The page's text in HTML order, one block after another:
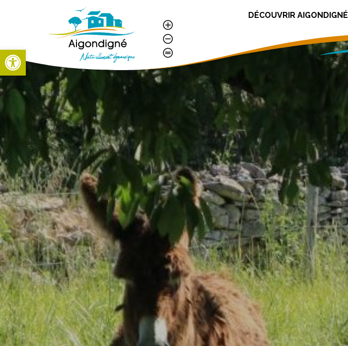
Aigondigné
Réinitialiser la taille du texte
DÉCOUVRIR AIGONDIGNÉ
Ouvrir la barre d’outils